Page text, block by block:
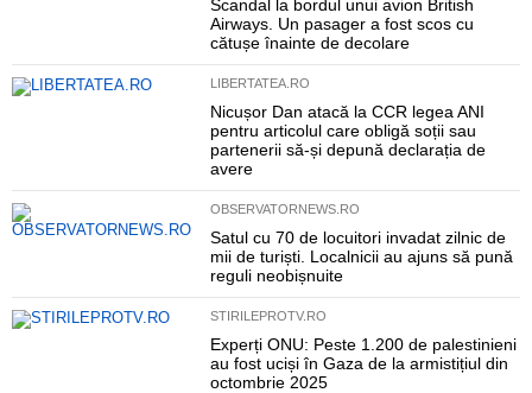
Scandal la bordul unui avion British
Airways. Un pasager a fost scos cu
cătușe înainte de decolare
LIBERTATEA.RO
Nicușor Dan atacă la CCR legea ANI
pentru articolul care obligă soții sau
partenerii să-și depună declarația de
avere
OBSERVATORNEWS.RO
Satul cu 70 de locuitori invadat zilnic de
mii de turiști. Localnicii au ajuns să pună
reguli neobișnuite
STIRILEPROTV.RO
Experți ONU: Peste 1.200 de palestinieni
au fost uciși în Gaza de la armistițiul din
octombrie 2025